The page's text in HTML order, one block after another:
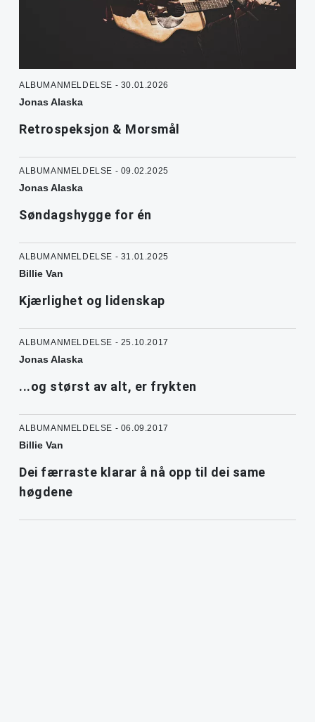
ALBUMANMELDELSE - 30.01.2026
Jonas Alaska
Retrospeksjon & Morsmål
ALBUMANMELDELSE - 09.02.2025
Jonas Alaska
Søndagshygge for én
ALBUMANMELDELSE - 31.01.2025
Billie Van
Kjærlighet og lidenskap
ALBUMANMELDELSE - 25.10.2017
Jonas Alaska
...og størst av alt, er frykten
ALBUMANMELDELSE - 06.09.2017
Billie Van
Dei færraste klarar å nå opp til dei same
høgdene